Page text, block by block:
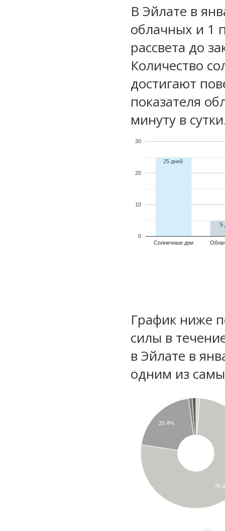
В Эйлате в
облачных и 1
рассвета до
Количество
достигают
показателя
минуту в
Солнечные дни
0
10
20
30
25 дней
5
График ниже
силы в
в Эйлате в
одним из
20.4%